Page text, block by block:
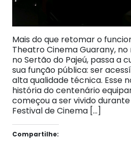
Mais do que retomar o
Theatro Cinema Guarany,
no Sertão do Pajeú, passa a
sua função pública: ser
alta qualidade técnica. Esse
história do centenário
começou a ser vivido durante
Festival de Cinema […]
Compartilhe: